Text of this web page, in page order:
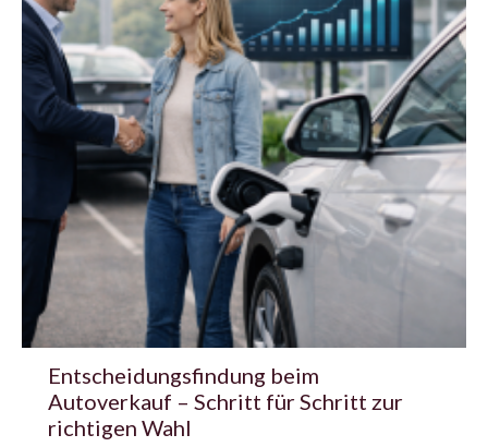
Entscheidungsfindung beim
Autoverkauf – Schritt für Schritt zur
richtigen Wahl